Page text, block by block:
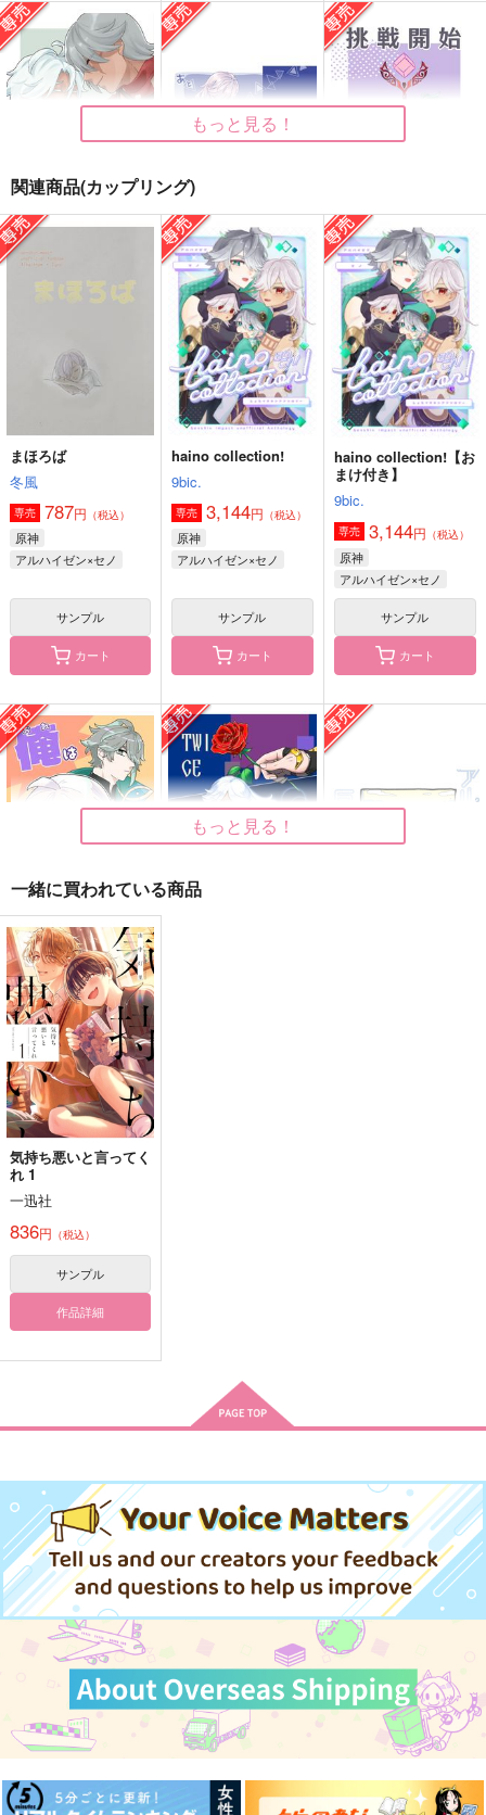
ドキドキアルハイゼン
クイズ
ズッシーアイランド
629 円（税込）
作品詳細
No.B
ズッシーアイランド
787円（税込）
アルハイゼン×セノ
haino collection!
9bic.
3,144円（税込）
アルハイゼン×セノ
アルセノと巨大な犬
ロコモコ丼
472
アルハイゼン×セノ
サンプル
作品詳細
食べると心を落ち着か
せる効果があるらしい
無限リス
715円（税込）
サンプル
作品詳細
砂の花実
羊歯屋もっちり
597円 （税込）
アルハイゼン×セノ
サンプル
作品詳細
そういうことはちゃん
と言え
平川家
472円（税込）
アルハイゼン×セノ
サンプル
作品詳細
アルハイゼン×カーヴェ
サンプル
作品詳細
秘境に願いを
サンプル
アルハイゼン
サンプル
作品詳細
きみと1歩。
アイスたべたい
472円 （税込）
サンプル
あと
アイスたべたい
専売 472円（税込）
原神
アルハイゼン×セノ
サンプル
カート
挑戦開始
アイスたべたい
専売 472円（税込）
原神
アルハイゼン×セノ
サンプル
カート
もっと見る！
関連商品(カップリング)
まほろば
冬風
専売 787円 （税込）
原神
アルハイゼン×セノ
サンプル
カート
haino collection!
9bic.
専売 3,144円 （税込）
原神
アルハイゼン×セノ
サンプル
カート
haino collection!【お
まけ付き】
9bic.
専売 3,144円 （税込）
原神
アルハイゼン×セノ
サンプル
カート
俺は聞いてないんだ
が！？
アイスたべたい
専売 472 円（税込）
原神
アルハイゼン×セノ
サンプル
カート
食べると心を落ち着か
無限リス
専売 715円（税込）
原神
アルハイゼン×セノ
サンプル
カート
天才たちのどか酔い談
じゃがいも畑
専売 787 円 （税込）
原神
アルハイゼン×セノ
サンプル
君が君でいること
472 円（税込）
原神
アルハイゼン×セノ
サンプル
もっと見る！
一緒に買われている商品
気持ち悪いと言ってく
れ 1
一迅社
836円 （税込）
サンプル
作品詳細